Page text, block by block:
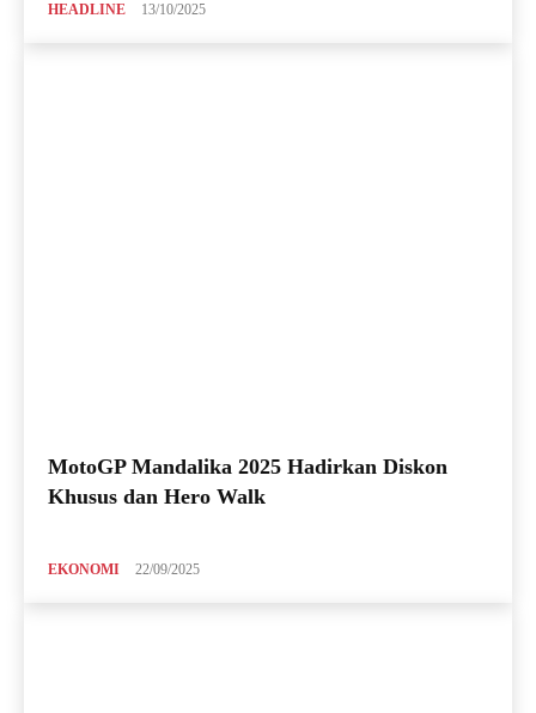
HEADLINE 13/10/2025
MotoGP Mandalika 2025 Hadirkan Diskon
Khusus dan Hero Walk
EKONOMI 22/09/2025